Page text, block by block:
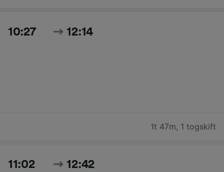
10:27 12:14
1t 47m, 1 togskift
11:02 12:42